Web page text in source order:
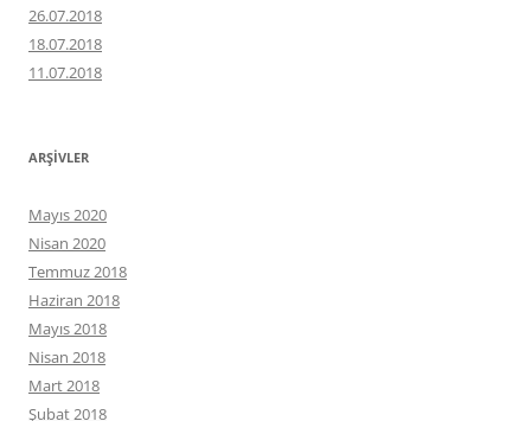
26.07.2018
18.07.2018
11.07.2018
ARŞIVLER
Mayıs 2020
Nisan 2020
Temmuz 2018
Haziran 2018
Mayıs 2018
Nisan 2018
Mart 2018
Şubat 2018